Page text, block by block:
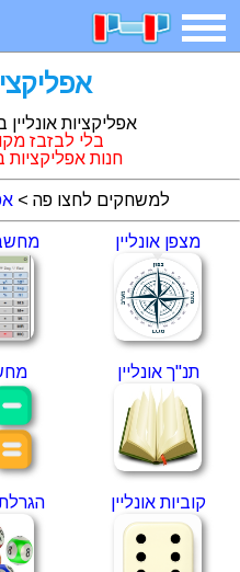
תפריט
בדיחות
אפליקציות
דפי צביעה משפטים
איש תלוי מדריכים
יצירה משחקי בנות
מתכונים
אפליקציות
בלי לבזבז
חנות אפליקציות
למשחקים לחצו פה >
מצפן אונליין
תנ"ך אונליין
קוביות אונליין